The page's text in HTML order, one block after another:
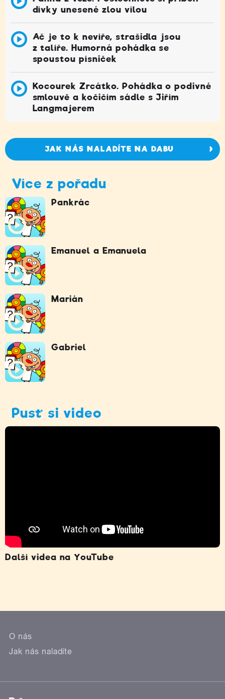
dívky unesené zlou vílou
Ač je to k nevíře, strašidla jsou
z talíře. Humorná pohádka se
spoustou písniček
Kocourek Zrcátko. Pohádka o podivné
smlouvě a kočičím sádle s Jiřím
Langmajerem
JAK NÁS NALADÍTE NA DABU
Více z pořadu
Pankrác
Emanuel a Emanuela
Marián
Gabriel
Pusť si video
Další videa na YouTube
O nás
Jak nás naladíte